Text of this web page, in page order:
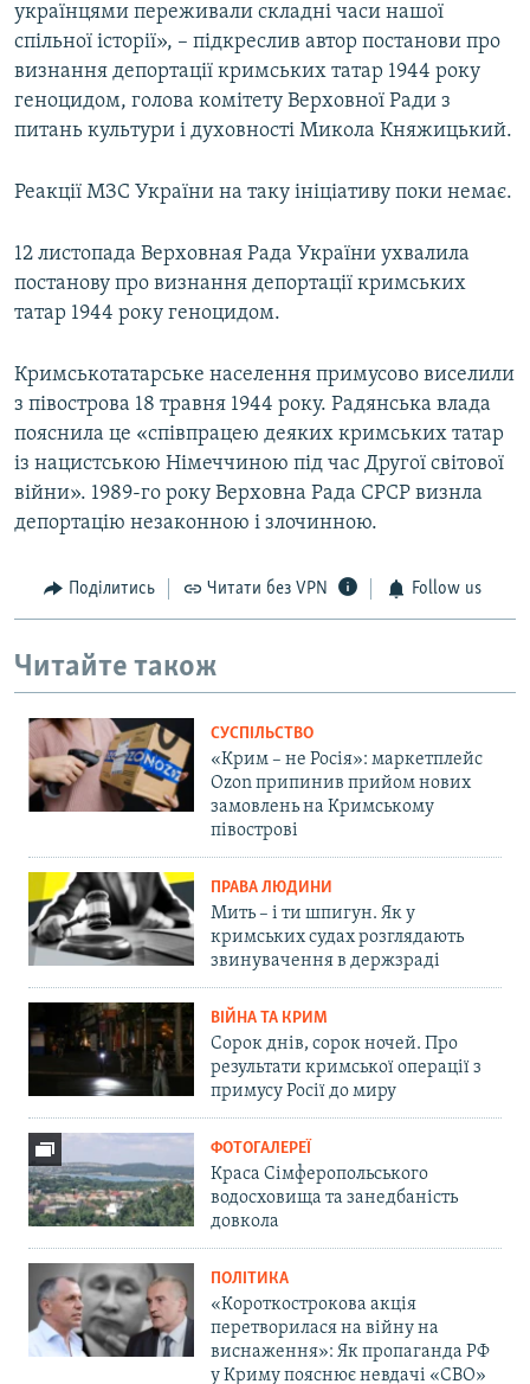
українцями переживали складні часи нашої
спільної історії», – підкреслив автор постанови про
визнання депортації кримських татар 1944 року
геноцидом, голова комітету Верховної Ради з
питань культури і духовності Микола Княжицький.
Реакції МЗС України на таку ініціативу поки немає.
12 листопада Верховная Рада України ухвалила
постанову про визнання депортації кримських
татар 1944 року геноцидом.
Кримськотатарське населення примусово виселили
з півострова 18 травня 1944 року. Радянська влада
пояснила це «співпрацею деяких кримських татар
із нацистською Німеччиною під час Другої світової
війни». 1989-го року Верховна Рада СРСР визнла
депортацію незаконною і злочинною.
Поділитись Читати без VPN Follow us
Читайте також
СУСПІЛЬСТВО
«Крим – не Росія»: маркетплейс
Ozon припинив прийом нових
замовлень на Кримському
півострові
ПРАВА ЛЮДИНИ
Мить – і ти шпигун. Як у
кримських судах розглядають
звинувачення в держзраді
ВІЙНА ТА КРИМ
Сорок днів, сорок ночей. Про
результати кримської операції з
примусу Росії до миру
ФОТОГАЛЕРЕЇ
Краса Сімферопольського
водосховища та занедбаність
довкола
ПОЛІТИКА
«Короткострокова акція
перетворилася на війну на
виснаження»: Як пропаганда РФ
у Криму пояснює невдачі «СВО»